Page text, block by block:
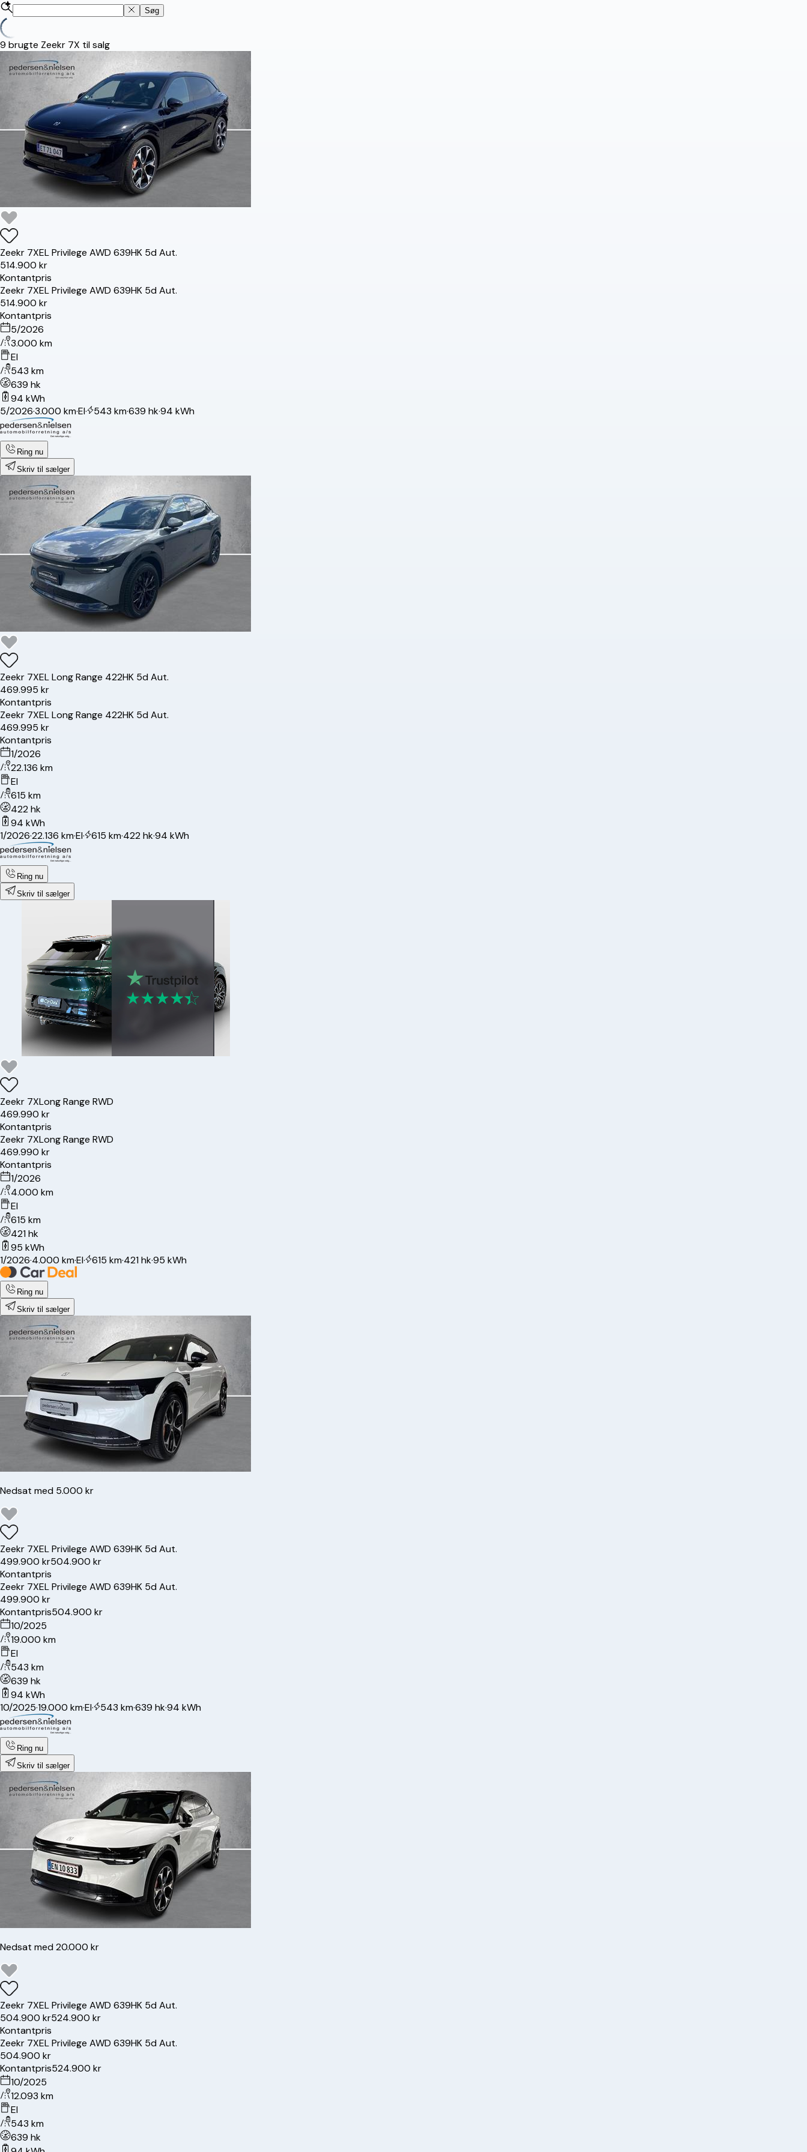
Søg
9 brugte Zeekr 7X til salg
Zeekr 7XEL Privilege AWD 639HK 5d Aut.
514.900 kr
Kontantpris
Zeekr 7XEL Privilege AWD 639HK 5d Aut.
514.900 kr
Kontantpris
5/2026
3.000 km
El
543 km
639 hk
94 kWh
5/2026·3.000 km·El· 543 km·639 hk·94 kWh
Ring nu
Skriv til sælger
Zeekr 7XEL Long Range 422HK 5d Aut.
469.995 kr
Kontantpris
Zeekr 7XEL Long Range 422HK 5d Aut.
469.995 kr
Kontantpris
1/2026
22.136 km
El
615 km
422 hk
94 kWh
1/2026·22.136 km·El· 615 km·422 hk·94 kWh
Ring nu
Skriv til sælger
Zeekr 7XLong Range RWD
469.990 kr
Kontantpris
Zeekr 7XLong Range RWD
469.990 kr
Kontantpris
1/2026
4.000 km
El
615 km
421 hk
95 kWh
1/2026·4.000 km·El· 615 km·421 hk·95 kWh
Ring nu
Skriv til sælger
Nedsat med 5.000 kr
Zeekr 7XEL Privilege AWD 639HK 5d Aut.
499.900 kr504.900 kr
Kontantpris
Zeekr 7XEL Privilege AWD 639HK 5d Aut.
499.900 kr
Kontantpris504.900 kr
10/2025
19.000 km
El
543 km
639 hk
94 kWh
10/2025·19.000 km·El· 543 km·639 hk·94 kWh
Ring nu
Skriv til sælger
Nedsat med 20.000 kr
Zeekr 7XEL Privilege AWD 639HK 5d Aut.
504.900 kr524.900 kr
Kontantpris
Zeekr 7XEL Privilege AWD 639HK 5d Aut.
504.900 kr
Kontantpris524.900 kr
10/2025
12.093 km
El
543 km
639 hk